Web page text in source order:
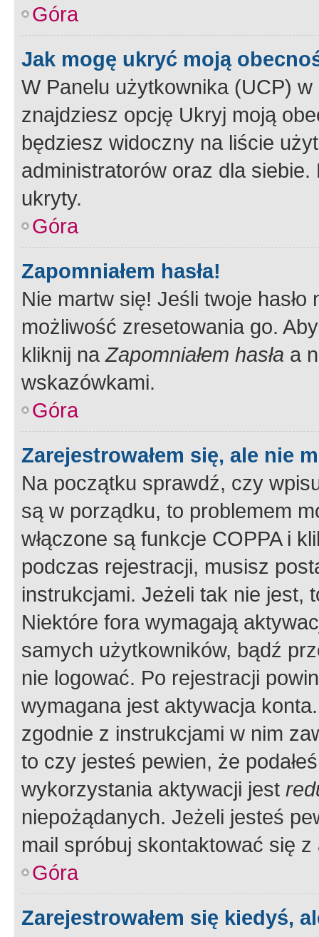
Góra
Jak mogę ukryć moją
W Panelu użytkownika (UCP) w
znajdziesz opcję Ukryj moją
będziesz widoczny na liście
administratorów oraz dla
ukryty.
Góra
Zapomniałem hasła!
Nie martw się! Jeśli twoje
możliwość zresetowania go.
kliknij naZapomniałem hasła a
wskazówkami.
Góra
Zarejestrowałem się, ale nie
Na początku sprawdź, czy
są w porządku, to problemem
włączone są funkcje COPPA i
podczas rejestracji, musisz
instrukcjami. Jeżeli tak nie jest,
Niektóre fora wymagają
samych użytkowników, bądź
nie logować. Po rejestracji
wymagana jest aktywacja
zgodnie z instrukcjami w nim
to czy jesteś pewien, że
wykorzystania aktywacji jest
niepożądanych. Jeżeli jesteś
mail spróbuj skontaktować się
Góra
Zarejestrowałem się kiedyś,